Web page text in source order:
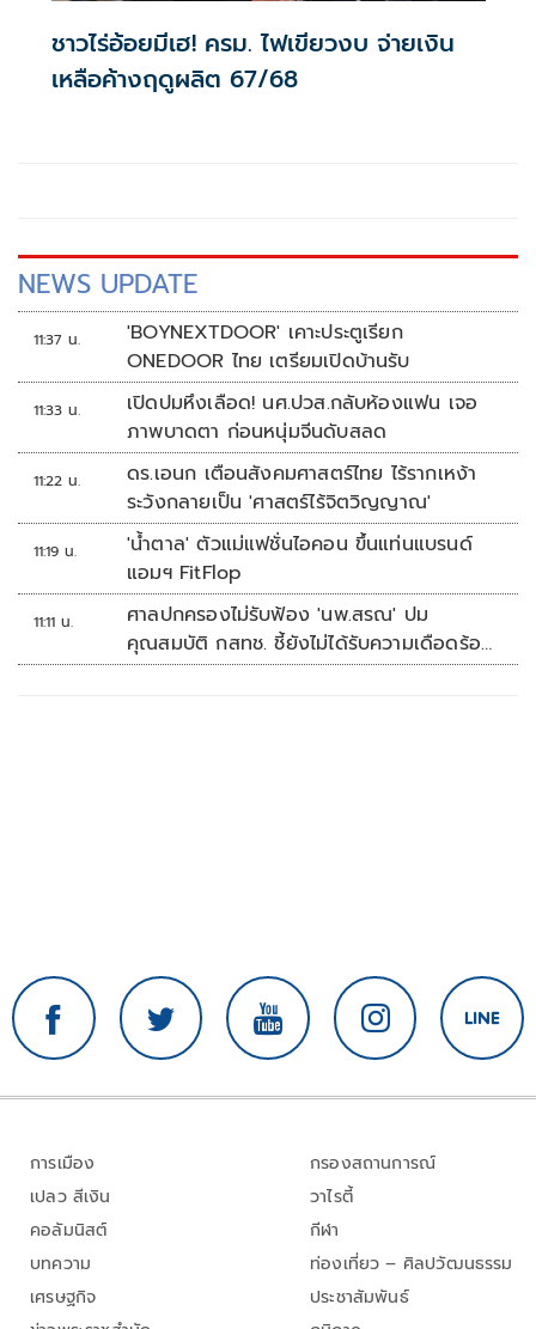
ชาวไร่อ้อยมีเฮ! ครม. ไฟเขียวงบ จ่ายเงิน
เหลือค้างฤดูผลิต 67/68
NEWS UPDATE
11:37 น.
'BOYNEXTDOOR' เคาะประตูเรียก
ONEDOOR ไทย เตรียมเปิดบ้านรับ
11:33 น.
เปิดปมหึงเลือด! นศ.ปวส.กลับห้องแฟน เจอ
ภาพบาดตา ก่อนหนุ่มจีนดับสลด
11:22 น.
ดร.เอนก เตือนสังคมศาสตร์ไทย ไร้รากเหง้า
ระวังกลายเป็น 'ศาสตร์ไร้จิตวิญญาณ'
11:19 น.
'น้ำตาล' ตัวแม่แฟชั่นไอคอน ขึ้นแท่นแบรนด์
แอมฯ FitFlop
11:11 น.
ศาลปกครองไม่รับฟ้อง 'นพ.สรณ' ปม
คุณสมบัติ กสทช. ชี้ยังไม่ได้รับความเดือดร้อน
เสียหาย
การเมือง
เปลว สีเงิน
คอลัมนิสต์
บทความ
เศรษฐกิจ
กรองสถานการณ์
วาไรตี้
กีฬา
ท่องเที่ยว – ศิลปวัฒนธรรม
ประชาสัมพันธ์